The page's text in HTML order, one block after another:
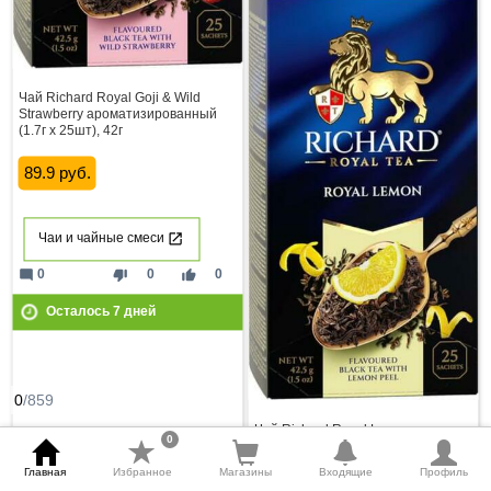
0/859
Чай Richard Royal Goji & Wild
Strawberry ароматизированный
(1.7г х 25шт), 42г
89.9 руб.
Чаи и чайные смеси
thumb_down 0 thumb_up 0
mode_comment 0
Осталось 7дней
Чай Richard Royal Lemon
ароматизированный (1.7г х 25шт),
42г
Главная Избранное
0
Магазины Входящие Профиль